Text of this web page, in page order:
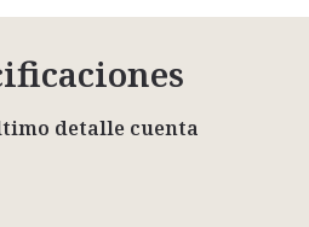
detalle cuenta